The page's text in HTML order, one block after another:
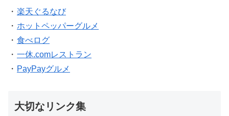
・ 楽天ぐるなび
・ ホットペッパーグルメ
・ 食べログ
・ 一休.comレストラン
・ PayPayグルメ
大切なリンク集